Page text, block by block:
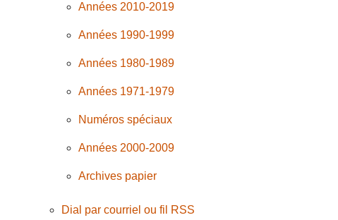
Années 2010-2019
Années 1990-1999
Années 1980-1989
Années 1971-1979
Numéros spéciaux
Années 2000-2009
Archives papier
Dial par courriel ou fil RSS